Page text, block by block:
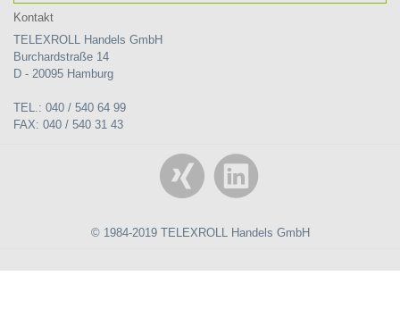
Kontakt
TELEXROLL Handels GmbH
Burchardstraße 14
D - 20095 Hamburg
TEL.: 040 / 540 64 99
FAX: 040 / 540 31 43
© 1984-2019 TELEXROLL Handels GmbH